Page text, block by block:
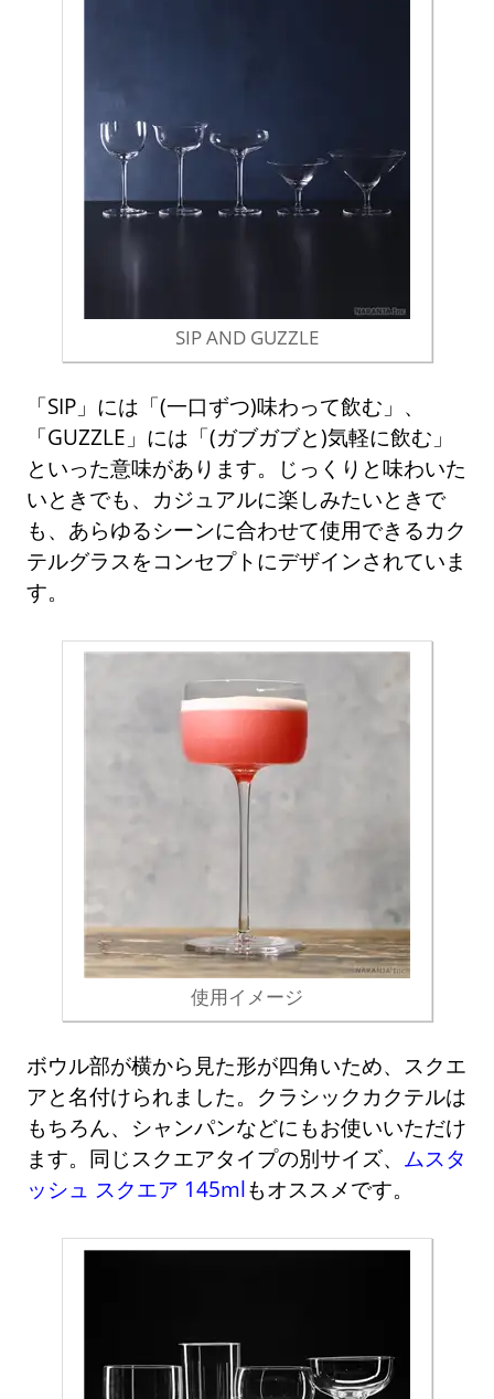
SIP AND GUZZLE
「SIP」には「(一口ずつ)味わって飲む」、
「GUZZLE」には「(ガブガブと)気軽に飲む」
といった意味があります。じっくりと味わいた
いときでも、カジュアルに楽しみたいときで
も、あらゆるシーンに合わせて使用できるカク
テルグラスをコンセプトにデザインされていま
す。
使用イメージ
ボウル部が横から見た形が四角いため、スクエ
アと名付けられました。クラシックカクテルは
もちろん、シャンパンなどにもお使いいただけ
ます。同じスクエアタイプの別サイズ、 ムスタ
ッシュ スクエア 145mlもオススメです。